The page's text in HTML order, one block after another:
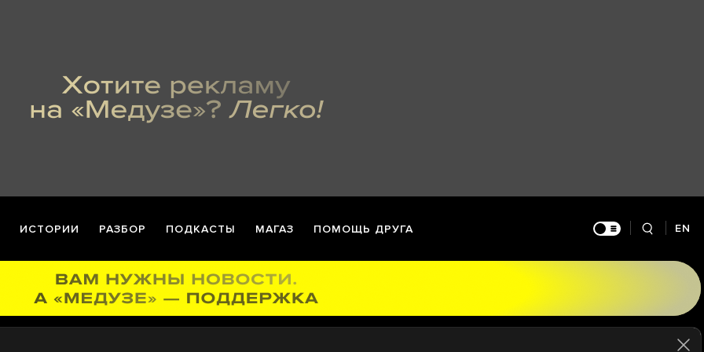
ИСТОРИИ РАЗБОР ПОДКАСТЫ МАГАЗ ПОМОЩЬ ДРУГА EN